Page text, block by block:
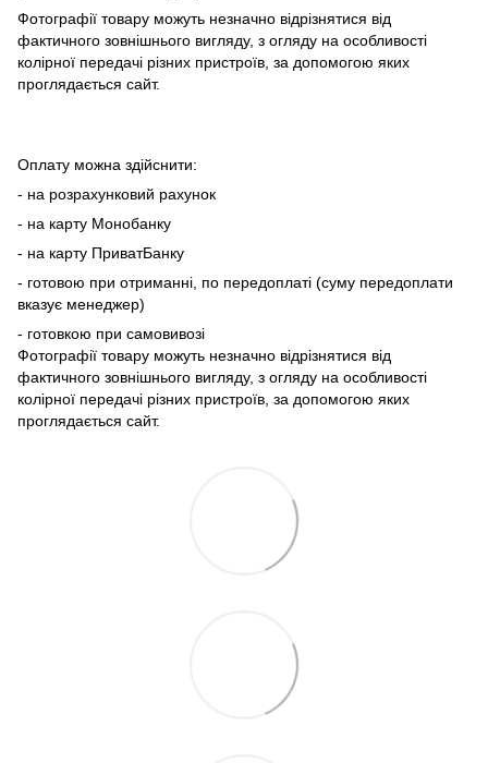
Фотографії товару можуть незначно відрізнятися від
фактичного зовнішнього вигляду, з огляду на особливості
колірної передачі різних пристроїв, за допомогою яких
проглядається сайт.
Оплату можна здійснити:
- на розрахунковий рахунок
- на карту Монобанку
- на карту ПриватБанку
- готовою при отриманні, по передоплаті (суму передоплати
вказує менеджер)
- готовкою при самовивозі
Фотографії товару можуть незначно відрізнятися від
фактичного зовнішнього вигляду, з огляду на особливості
колірної передачі різних пристроїв, за допомогою яких
проглядається сайт.